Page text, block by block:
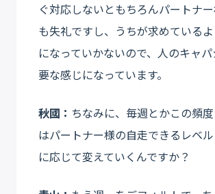
ぐ対応しないともちろんパートナ
も失礼ですし、うちが求めている
になっていかないので、人のキャ
要な感じになっています。
秋國： ちなみに、毎週とかこの頻
はパートナー様の自走できるレベ
に応じて変えていくんですか？